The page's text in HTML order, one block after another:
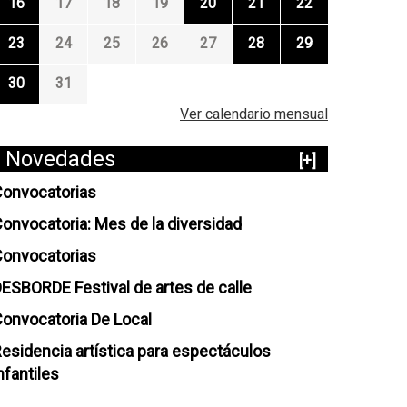
23 24 25 26 27 28 29
30
31
Ver calendario mensual
Novedades
[+]
Mes de la diversidad
Festival de artes de calle
De Local
artística para espectáculos